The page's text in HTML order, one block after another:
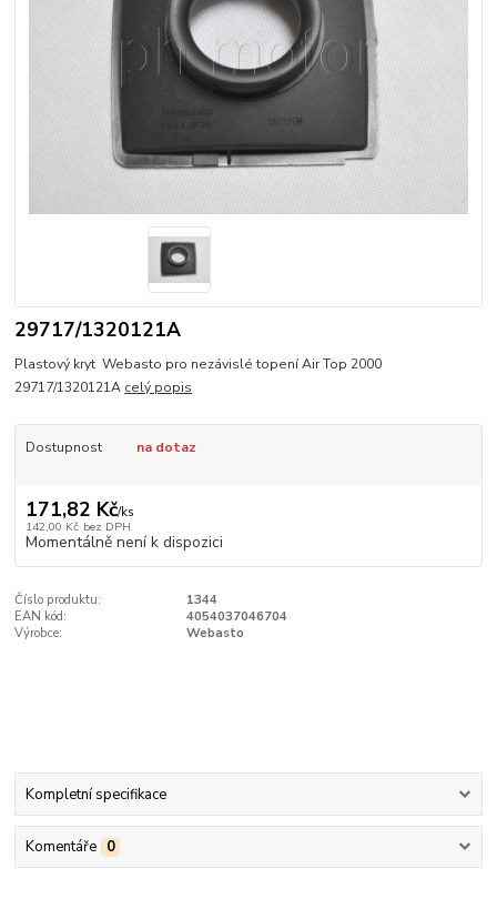
29717/1320121A
Plastový kryt Webasto pro nezávislé topení Air Top 2000
29717/1320121A celý popis
Dostupnost na dotaz
171,82 Kč/ks
142,00 Kč bez DPH
Momentálně není k dispozici
Číslo produktu:
1344
EAN kód:
4054037046704
Výrobce:
Webasto
Kompletní specifikace
Komentáře 0